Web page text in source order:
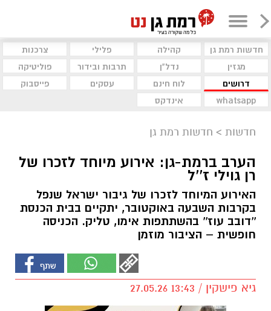
חדשות רמת גן קהילה פלילי
צרכנות
מגזין
נדל"ן תרבות ובידור
פוליטיקה
דרושים
לוח חינם עסקים
פייסבוק
whatsapp
אינדקס
חדשות > חדשות רמת גן
הערב ברמת-גן: אירוע מיוחד לזכרו של
רן גוילי ז''ל
האירוע המיוחד לזכרו של גיבור ישראל שנפל
בקרבות השבעה באוקטובר, יתקיים בבית הכנסת
''דובב עוז'' בהשתתפות אימו, טליק. הכניסה
חופשית – הציבור מוזמן
גיא פישקין / 13:43 27.05.26